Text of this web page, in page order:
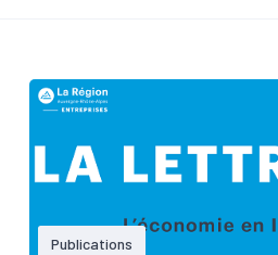
Publications